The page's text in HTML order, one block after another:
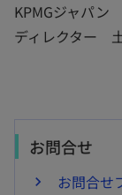
KPMGジャパン
ディレクター
お問合せ
お問合せ